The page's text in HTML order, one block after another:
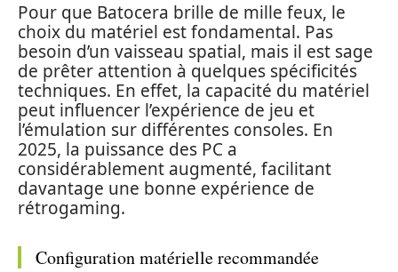
Pour que Batocera brille de mille feux, le
choix du matériel est fondamental. Pas
besoin d’un vaisseau spatial, mais il est sage
de prêter attention à quelques spécificités
techniques. En effet, la capacité du matériel
peut influencer l’expérience de jeu et
l’émulation sur différentes consoles. En
2025, la puissance des PC a
considérablement augmenté, facilitant
davantage une bonne expérience de
rétrogaming.
Configuration matérielle recommandée